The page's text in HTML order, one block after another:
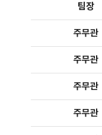
팀장
주무관
주무관
주무관
주무관